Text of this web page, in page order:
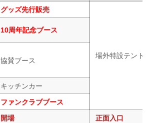
グッズ先行販売
場外特設テント
10周年記念ブース
協賛ブース
キッチンカー
ファンクラブブース
開場
正面入口